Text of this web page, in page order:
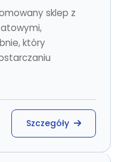
sklep z
który
Szczegóły